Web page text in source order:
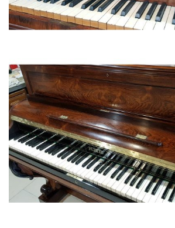
PIANO PLEYEL PIANINO 1839 (palissandre de Rio)